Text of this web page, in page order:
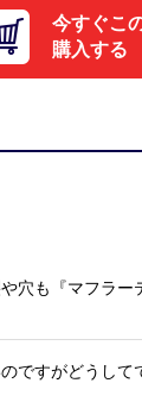
今すぐこ
購入する
穴も『マフラー
ですがどうして